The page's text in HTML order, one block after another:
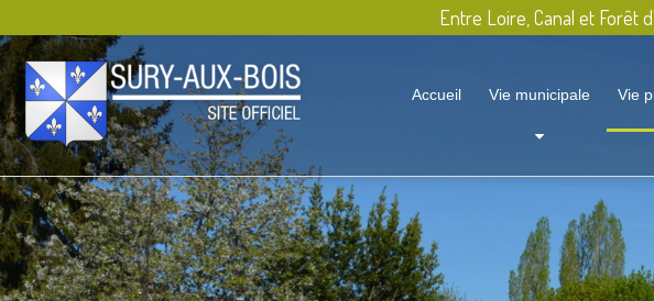
Entre Loire, Canal et Forêt
Accueil Vie municipale Vie